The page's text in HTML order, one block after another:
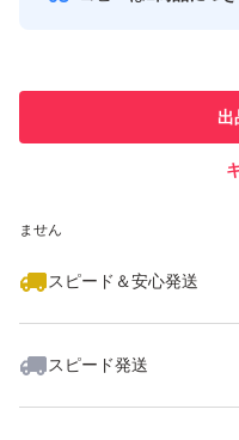
ません
スピード＆安心発送
スピード発送
出